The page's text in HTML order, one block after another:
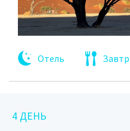
Отель
4 ДЕНЬ